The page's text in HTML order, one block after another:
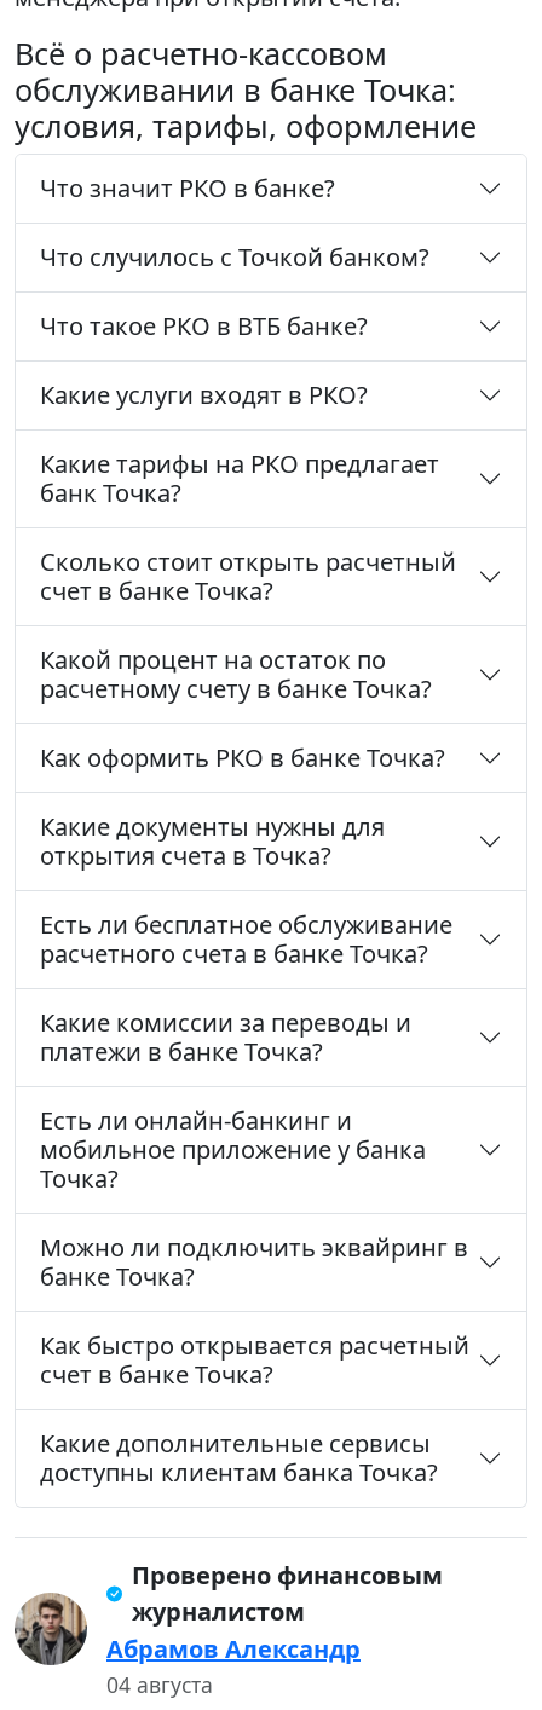
Всё о расчетно-кассовом
обслуживании в банке Точка:
условия, тарифы, оформление
Что значит РКО в банке?
Что случилось с Точкой банком?
Что такое РКО в ВТБ банке?
Какие услуги входят в РКО?
Какие тарифы на РКО предлагает
банк Точка?
Сколько стоит открыть расчетный
счет в банке Точка?
Какой процент на остаток по
расчетному счету в банке Точка?
Как оформить РКО в банке Точка?
Какие документы нужны для
открытия счета в Точка?
Есть ли бесплатное обслуживание
расчетного счета в банке Точка?
Какие комиссии за переводы и
платежи в банке Точка?
Есть ли онлайн-банкинг и
мобильное приложение у банка
Точка?
Можно ли подключить эквайринг в
банке Точка?
Как быстро открывается расчетный
счет в банке Точка?
Какие дополнительные сервисы
доступны клиентам банка Точка?
Проверено финансовым
журналистом
Абрамов Александр
04 августа